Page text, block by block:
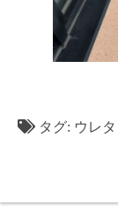
タグ: ウレ